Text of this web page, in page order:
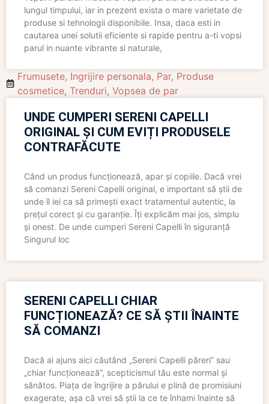
lungul timpului, iar in prezent exista o mare varietate de
produse si tehnologii disponibile. Insa, daca esti in
cautarea unei solutii eficiente si rapide pentru a-ti vopsi
parul in nuante vibrante si naturale,
Frumusete, Ingrijire personala, Par, Produse
cosmetice, Trenduri, Vopsea de par
UNDE CUMPERI SERENI CAPELLI
ORIGINAL ȘI CUM EVIȚI PRODUSELE
CONTRAFĂCUTE
Când un produs funcționează, apar și copiile. Dacă vrei
să comanzi Sereni Capelli original, e important să știi de
unde îl iei ca să primești exact tratamentul autentic, la
prețul corect și cu garanție. Îți explicăm mai jos, simplu
și onest. De unde cumperi Sereni Capelli în siguranță
Singurul loc
SERENI CAPELLI CHIAR
FUNCȚIONEAZĂ? CE SĂ ȘTII ÎNAINTE
SĂ COMANZI
Dacă ai ajuns aici căutând „Sereni Capelli păreri” sau
„chiar funcționează”, scepticismul tău este normal și
sănătos. Piața de îngrijire a părului e plină de promisiuni
exagerate, așa că vrei să știi la ce te înhami înainte să